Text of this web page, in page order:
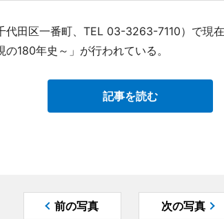
代田区一番町、TEL 03-3263-7110）で現
180年史～」が行われている。
記事を読む
前の写真 次の写真